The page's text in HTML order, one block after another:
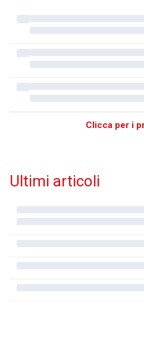
Clicca per i
Ultimi articoli